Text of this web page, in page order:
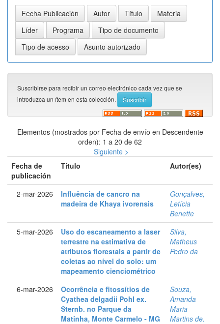
Suscribirse para recibir un correo electrónico cada vez que se
introduzca un ítem en esta colección.
Elementos (mostrados por Fecha de envío en Descendente
orden): 1 a 20 de 62
Siguiente >
Fecha de
publicación
Título Autor(es)
2-mar-2026
Influência de cancro na
madeira de Khaya ivorensis⁠
Gonçalves,
Letícia
Benette
5-mar-2026
Uso do escaneamento a laser
terrestre na estimativa de
atributos florestais a partir de
coletas ao nível do solo: um
mapeamento cienciométrico
Silva,
Matheus
Pedro da
6-mar-2026
Ocorrência e fitossítios de
Cyathea delgadii Pohl ex.
Sternb. no Parque da
Matinha, Monte Carmelo - MG
Souza,
Amanda
Maria
Martins de.